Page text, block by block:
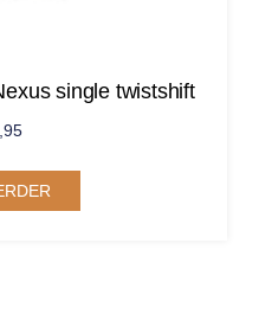
single twistshift